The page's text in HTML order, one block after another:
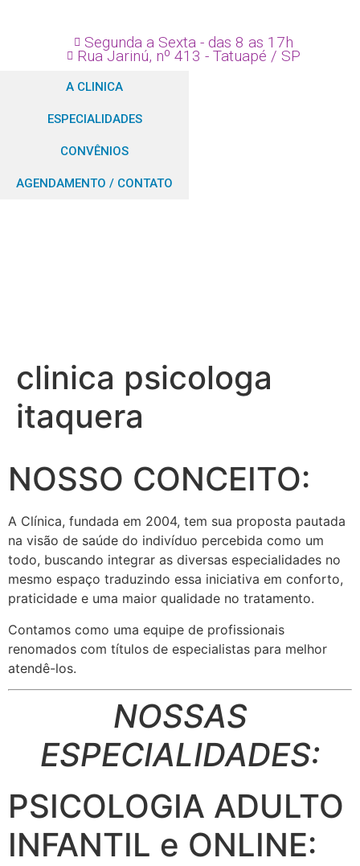
Segunda a Sexta - das 8 as 17h
Rua Jarinú, nº 413 - Tatuapé / SP
A CLINICA
ESPECIALIDADES
CONVÊNIOS
AGENDAMENTO / CONTATO
clinica psicologa
itaquera
NOSSO CONCEITO:
A Clínica, fundada em 2004, tem sua proposta pautada
na visão de saúde do indivíduo percebida como um
todo, buscando integrar as diversas especialidades no
mesmo espaço traduzindo essa iniciativa em conforto,
praticidade e uma maior qualidade no tratamento.
Contamos como uma equipe de profissionais
renomados com títulos de especialistas para melhor
atendê-los.
NOSSAS
ESPECIALIDADES:
PSICOLOGIA ADULTO
INFANTIL e ONLINE: